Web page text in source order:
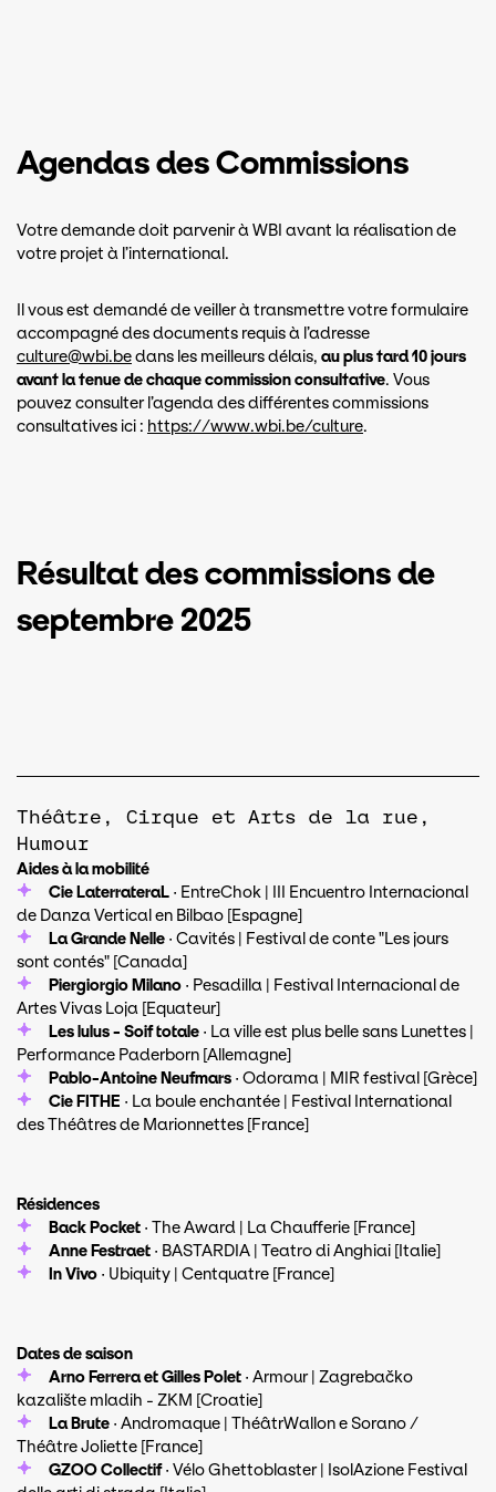
Agendas des Commissions
Votre demande doit parvenir à WBI avant la réalisation de
votre projet à l’international.
Il vous est demandé de veiller à transmettre votre formulaire
accompagné des documents requis à l’adresse
culture@wbi.bedans les meilleurs délais, au plus tard 10 jours
avant la tenue de chaque commission consultative. Vous
pouvez consulter l’agenda des différentes commissions
consultatives ici : https://www.wbi.be/culture.
Résultat des commissions de
septembre 2025
Théâtre, Cirque et Arts de la rue,
Humour
Aides à la mobilité
Cie LaterrateraL · EntreChok | III Encuentro Internacional
de Danza Vertical en Bilbao [Espagne]
La Grande Nelle · Cavités | Festival de conte "Les jours
sont contés" [Canada]
Piergiorgio Milano · Pesadilla | Festival Internacional de
Artes Vivas Loja [Equateur]
Les lulus - Soif totale · La ville est plus belle sans Lunettes |
Performance Paderborn [Allemagne]
Pablo-Antoine Neufmars · Odorama | MIR festival [Grèce]
Cie FITHE · La boule enchantée | Festival International
des Théâtres de Marionnettes [France]
Résidences
Back Pocket · The Award | La Chaufferie [France]
Anne Festraet · BASTARDIA | Teatro di Anghiai [Italie]
In Vivo · Ubiquity | Centquatre [France]
Dates de saison
Arno Ferrera et Gilles Polet · Armour | Zagrebačko
kazalište mladih - ZKM [Croatie]
La Brute · Andromaque | ThéâtrWallon e Sorano /
Théâtre Joliette [France]
GZOO Collectif· Vélo Ghettoblaster | IsolAzione Festival